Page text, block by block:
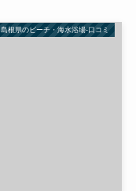
島根県のビーチ・海水浴場-口コミ